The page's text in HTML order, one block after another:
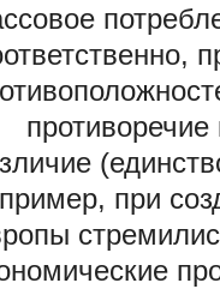
при